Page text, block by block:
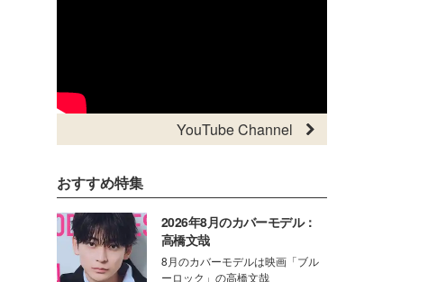
YouTube Channel
おすすめ特集
2026年8月のカバーモデル：
高橋文哉
8月のカバーモデルは映画「ブル
ーロック」の高橋文哉